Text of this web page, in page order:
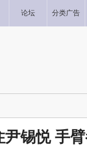
论坛 分类广告
尹锡悦 手